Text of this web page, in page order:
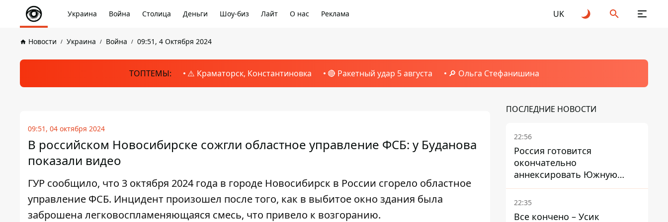
Украина Война Столица Деньги Шоу-биз Лайт О нас Реклама UK
Новости Украина Война 09:51, 4 Октября 2024
ТОПТЕМЫ: ⚠️ Краматорск, Константиновка 🔴 Ракетный удар 5 августа 🔎 Ольга Стефанишина
09:51, 04 октября 2024
В российском Новосибирске сожгли областное управление ФСБ: у Буданова
показали видео
ГУР сообщило, что 3 октября 2024 года в городе Новосибирск в России сгорело областное
управление ФСБ. Инцидент произошел после того, как в выбитое окно здания была
заброшена легковоспламеняющаяся смесь, что привело к возгоранию.
ПОСЛЕДНИЕ НОВОСТИ
22:56
Россия готовится
окончательно
аннексировать Южную
Осетию – страны НАТО
обеспокоены
22:35
Все кончено – Усик